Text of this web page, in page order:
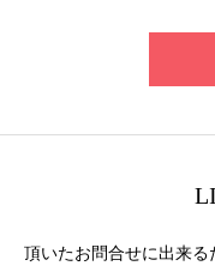
頂いたお問合せに出来